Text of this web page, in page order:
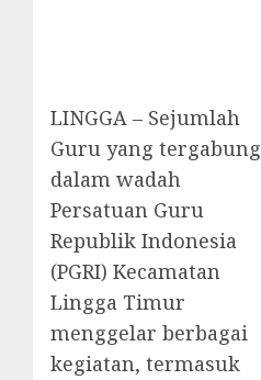
LINGGA – Sejumlah
Guru yang tergabung
dalam wadah
Persatuan Guru
Republik Indonesia
(PGRI) Kecamatan
Lingga Timur
menggelar berbagai
kegiatan, termasuk